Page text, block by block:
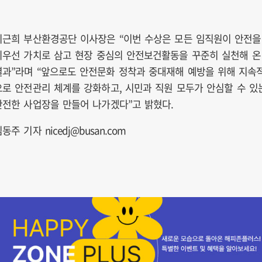
근희 부산환경공단 이사장은 “이번 수상은 모든 임직원이 안전을
우선 가치로 삼고 현장 중심의 안전보건활동을 꾸준히 실천해 온
과”라며 “앞으로도 안전문화 정착과 중대재해 예방을 위해 지속
로 안전관리 체계를 강화하고, 시민과 직원 모두가 안심할 수 있
전한 사업장을 만들어 나가겠다”고 밝혔다.
동주 기자 nicedj@busan.com